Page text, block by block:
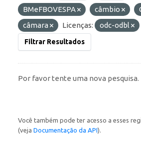
BMeFBOVESPA
câmbio
câmara
Licenças: odc-odbl
Filtrar Resultados
Por favor tente uma nova pesquisa.
Você também pode ter acesso a esses
(veja Documentação da API).